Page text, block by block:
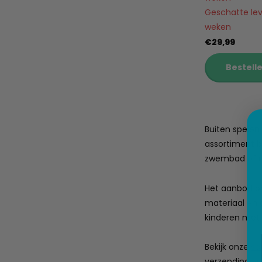
Geschatte
weken
€29,99
Buiten
assortiment
zwembad of
Het aanbod
materiaal en
kinderen met
Bekijk onze